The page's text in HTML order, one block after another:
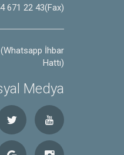
671 22 43(Fax)
(Whatsapp İhbar
Hattı)
Medya